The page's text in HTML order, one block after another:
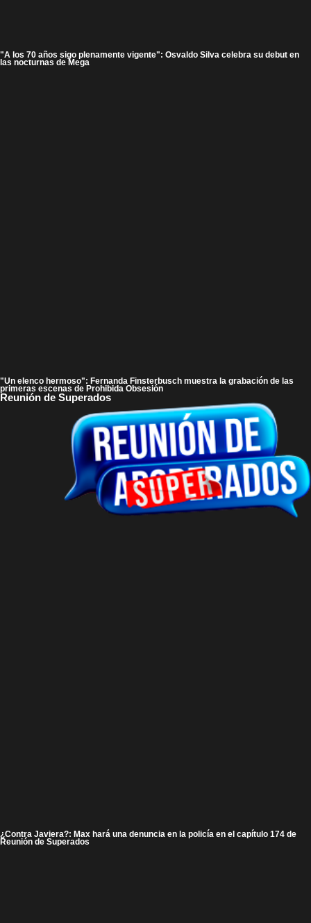
"A los 70 años sigo plenamente vigente": Osvaldo Silva celebra su debut en
las nocturnas de Mega
"Un elenco hermoso": Fernanda Finsterbusch muestra la grabación de las
primeras escenas de Prohibida Obsesión
Reunión de Superados
¿Contra Javiera?: Max hará una denuncia en la policía en el capítulo 174 de
Reunión de Superados